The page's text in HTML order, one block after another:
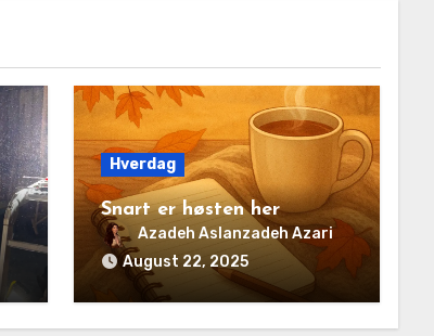
Hverdag
Snart er høsten her
Azadeh Aslanzadeh Azari
August 22, 2025